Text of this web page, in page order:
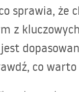
sprawia, że
z
co